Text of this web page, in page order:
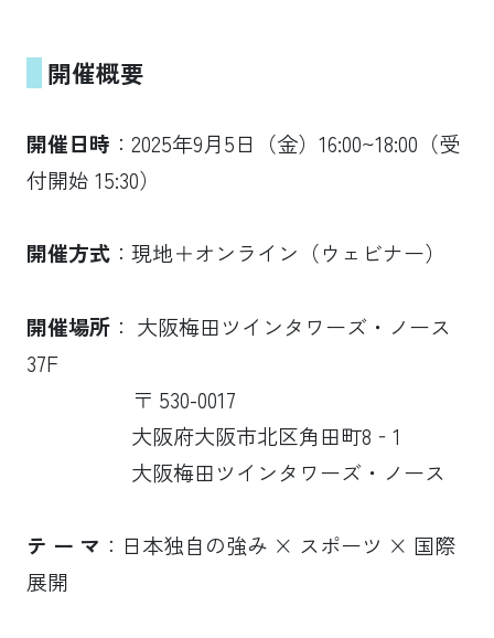
開催概要
開催日時 ：2025年9月5日（金）16:00~18:00（受
付開始 15:30）
開催方式：現地＋オンライン（ウェビナー）
開催場所： 大阪梅田ツインタワーズ・ノース
37F
〒 530-0017
大阪府大阪市北区角田町8‐1
大阪梅田ツインタワーズ・ノース
テ ー マ ：日本独自の強み × スポーツ × 国際
展開